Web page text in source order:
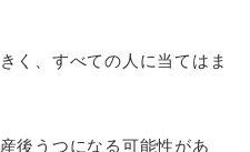
く、すべての人に当てはま
後うつになる可能性があ